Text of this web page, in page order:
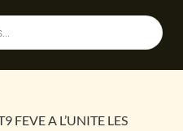
FEVE A L’UNITE LES